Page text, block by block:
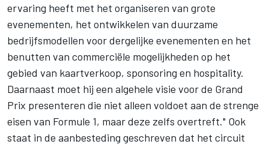
ervaring heeft met het organiseren van grote
evenementen, het ontwikkelen van duurzame
bedrijfsmodellen voor dergelijke evenementen en het
benutten van commerciële mogelijkheden op het
gebied van kaartverkoop, sponsoring en hospitality.
Daarnaast moet hij een algehele visie voor de Grand
Prix presenteren die niet alleen voldoet aan de strenge
eisen van Formule 1, maar deze zelfs overtreft." Ook
staat in de aanbesteding geschreven dat het circuit